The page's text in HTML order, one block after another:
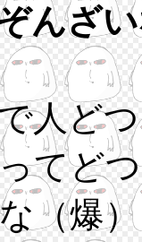
んざ
人ど
てど
（爆）